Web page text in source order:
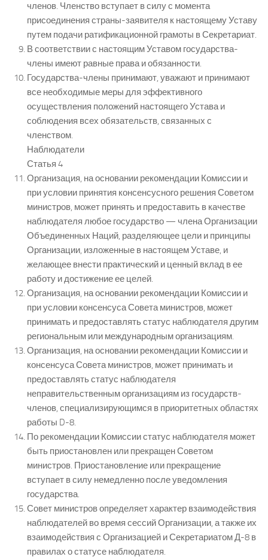
членов. Членство вступает в силу с момента
присоединения страны-заявителя к настоящему Уставу
путем подачи ратификационной грамоты в Секретариат.
В соответствии с настоящим Уставом государства-
члены имеют равные права и обязанности.
Государства-члены принимают, уважают и принимают
все необходимые меры для эффективного
осуществления положений настоящего Устава и
соблюдения всех обязательств, связанных с
членством.
Наблюдатели
Статья 4
Организация, на основании рекомендации Комиссии и
при условии принятия консенсусного решения Советом
министров, может принять и предоставить в качестве
наблюдателя любое государство — члена Организации
Объединенных Наций, разделяющее цели и принципы
Организации, изложенные в настоящем Уставе, и
желающее внести практический и ценный вклад в ее
работу и достижение ее целей.
Организация, на основании рекомендации Комиссии и
при условии консенсуса Совета министров, может
принимать и предоставлять статус наблюдателя другим
региональным или международным организациям.
Организация, на основании рекомендации Комиссии и
консенсуса Совета министров, может принимать и
предоставлять статус наблюдателя
неправительственным организациям из государств-
членов, специализирующимся в приоритетных областях
работы D-8.
По рекомендации Комиссии статус наблюдателя может
быть приостановлен или прекращен Советом
министров. Приостановление или прекращение
вступает в силу немедленно после уведомления
государства.
Совет министров определяет характер взаимодействия
наблюдателей во время сессий Организации, а также их
взаимодействия с Организацией и Секретариатом Д-8 в
правилах о статусе наблюдателя.